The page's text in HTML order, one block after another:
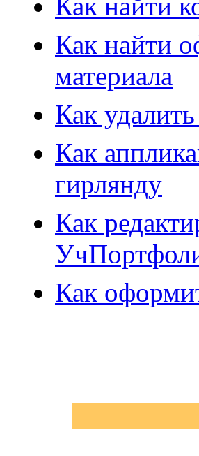
Как найти
Как найти
материала
Как
Как
гирлянду
Как
Как